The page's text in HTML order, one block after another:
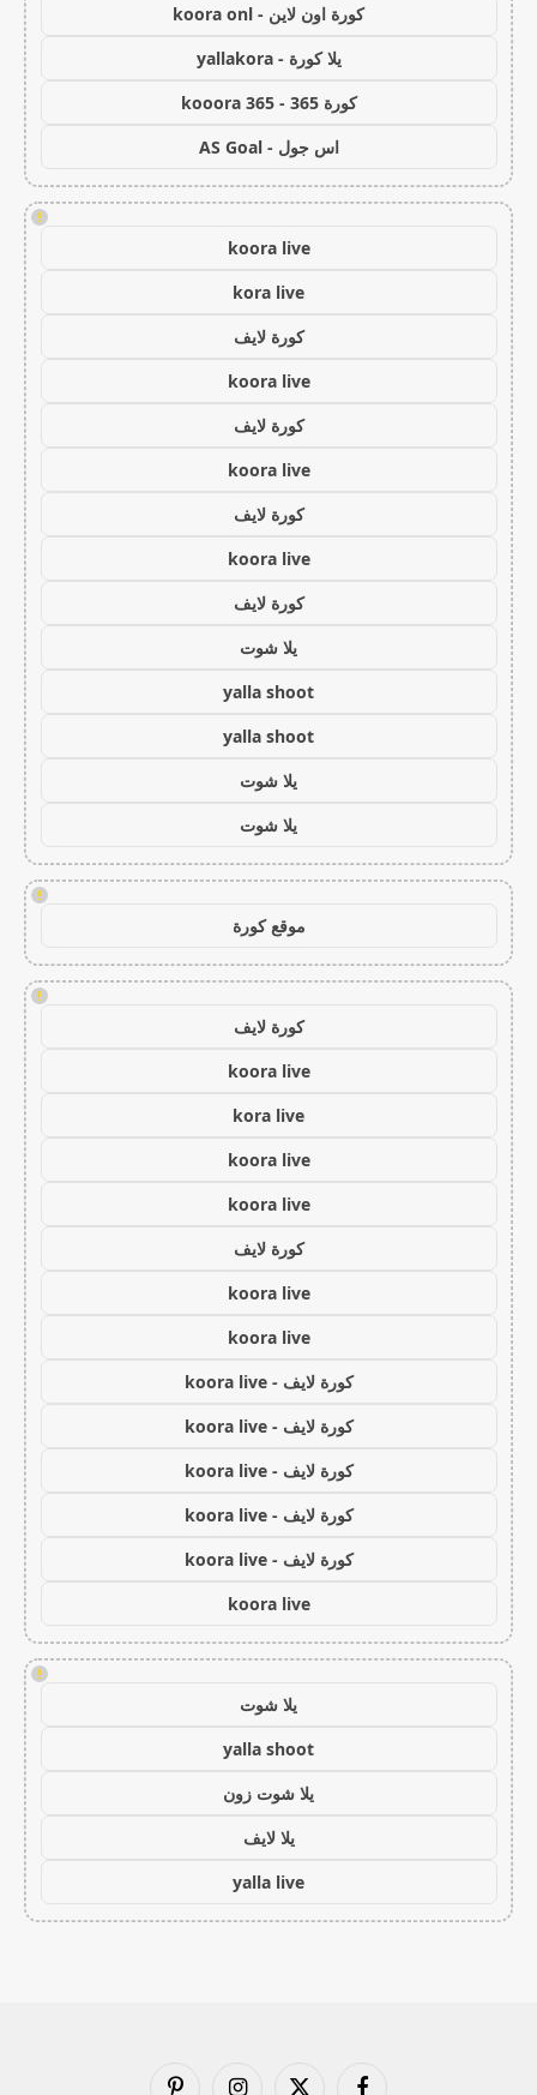
كورة اون لاين - koora onl
يلا كورة - yallakora
كورة 365 - kooora 365
اس جول - AS Goal
!
koora live
kora live
كورة لايف
koora live
كورة لايف
koora live
كورة لايف
koora live
كورة لايف
يلا شوت
yalla shoot
yalla shoot
يلا شوت
يلا شوت
!
موقع كورة
!
كورة لايف
koora live
kora live
koora live
koora live
كورة لايف
koora live
koora live
كورة لايف - koora live
كورة لايف - koora live
كورة لايف - koora live
كورة لايف - koora live
كورة لايف - koora live
koora live
!
يلا شوت
yalla shoot
يلا شوت زون
يلا لايف
yalla live